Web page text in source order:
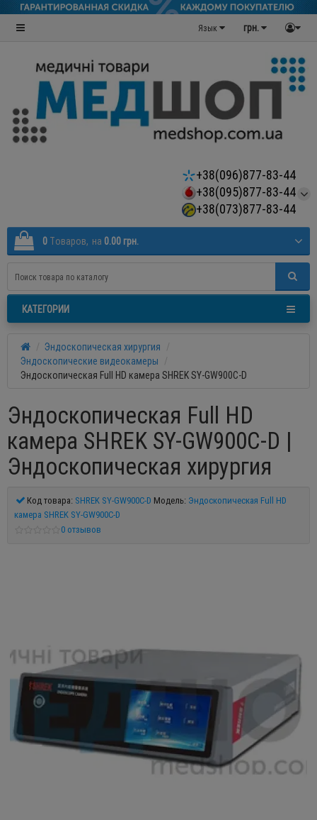
грн.
Язык
+38(096)877-83-44
+38(095)877-83-44
+38(073)877-83-44
0 Tоваров, на 0.00 грн.
КАТЕГОРИИ
Эндоскопическая хирургия
Эндоскопические видеокамеры
Эндоскопическая Full HD камера SHREK SY-GW900C-D
Эндоскопическая Full HD
камера SHREK SY-GW900C-D |
Эндоскопическая хирургия
Код товара: SHREK SY-GW900C-D Модель: Эндоскопическая Full HD
камера SHREK SY-GW900C-D
0 отзывов